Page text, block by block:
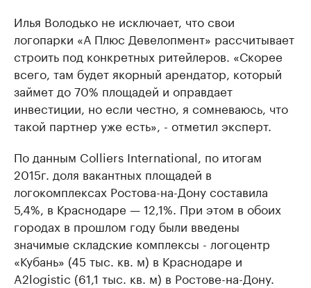
Илья Володько не исключает, что свои
логопарки «А Плюс Девелопмент» рассчитывает
строить под конкретных ритейлеров. «Скорее
всего, там будет якорный арендатор, который
займет до 70% площадей и оправдает
инвестиции, но если честно, я сомневаюсь, что
такой партнер уже есть», - отметил эксперт.
По данным Colliers International, по итогам
2015г. доля вакантных площадей в
логокомплексах Ростова-на-Дону составила
5,4%, в Краснодаре — 12,1%. При этом в обоих
городах в прошлом году были введены
значимые складские комплексы - логоцентр
«Кубань» (45 тыс. кв. м) в Краснодаре и
A2logistic (61,1 тыс. кв. м) в Ростове-на-Дону.